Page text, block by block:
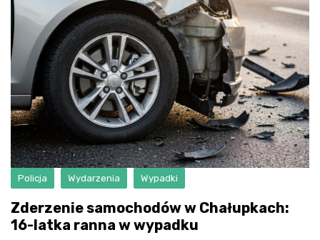
Policja Wydarzenia Wypadki
Zderzenie samochodów w Chałupkach:
16-latka ranna w wypadku